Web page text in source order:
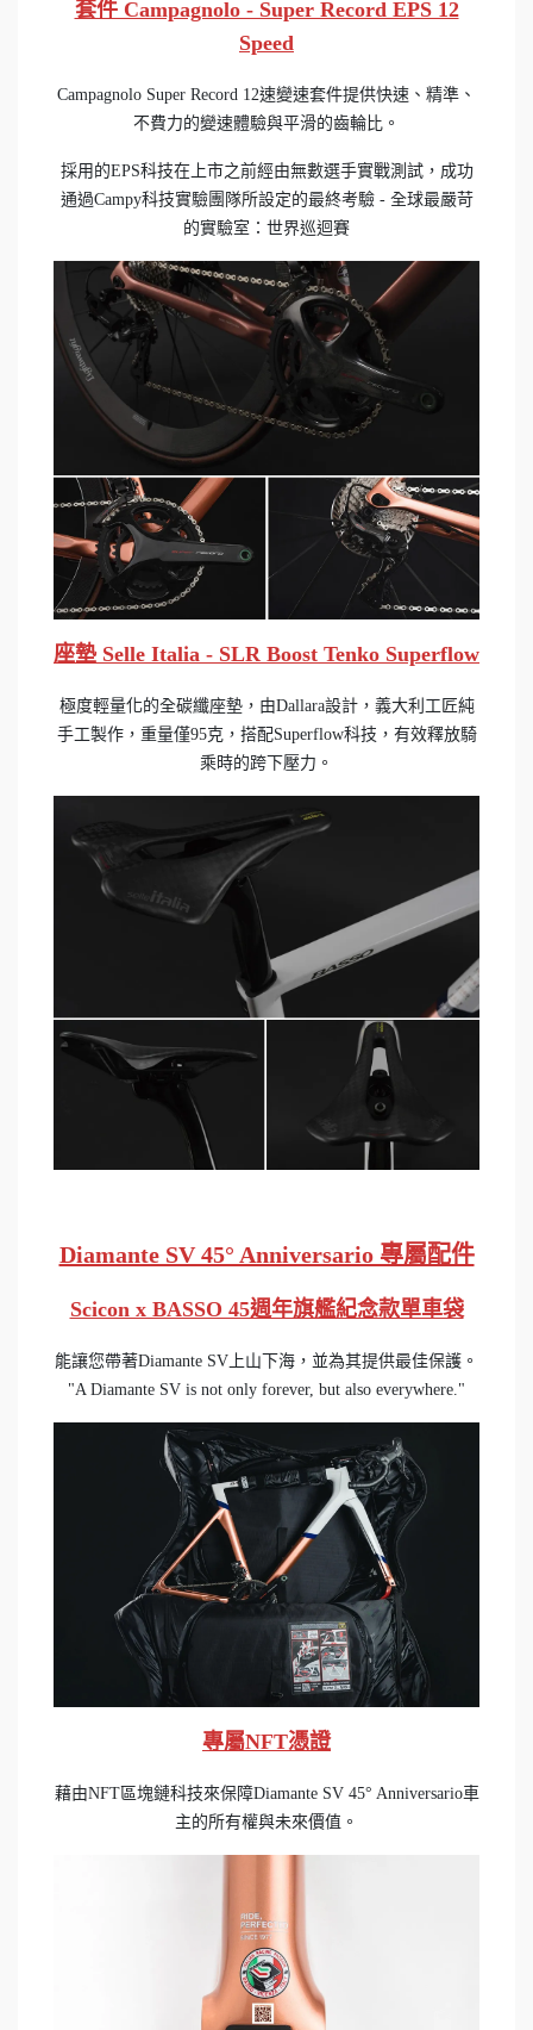
套件 Campagnolo - Super Record EPS 12
Speed
Campagnolo Super Record 12速變速套件提供快速、精準、
不費力的變速體驗與平滑的齒輪比。
採用的EPS科技在上市之前經由無數選手實戰測試，成功
通過Campy科技實驗團隊所設定的最終考驗 - 全球最嚴苛
的實驗室：世界巡迴賽
座墊 Selle Italia - SLR Boost Tenko Superflow
極度輕量化的全碳纖座墊，由Dallara設計，義大利工匠純
手工製作，重量僅95克，搭配Superflow科技，有效釋放騎
乘時的跨下壓力。
Diamante SV 45° Anniversario 專屬配件
Scicon x BASSO 45週年旗艦紀念款單車袋
能讓您帶著Diamante SV上山下海，並為其提供最佳保護。
"A Diamante SV is not only forever, but also everywhere."
專屬NFT憑證
藉由NFT區塊鏈科技來保障Diamante SV 45° Anniversario車
主的所有權與未來價值。